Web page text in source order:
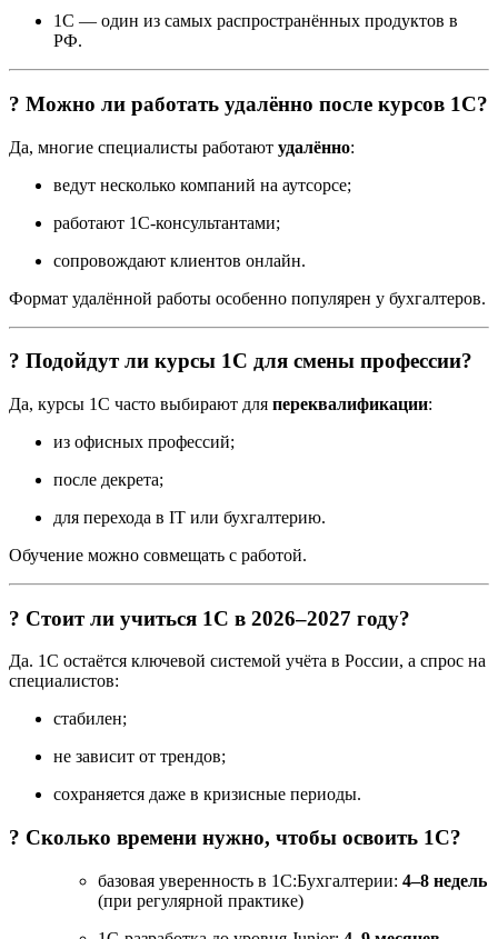
1С — один из самых распространённых продуктов в
РФ.
? Можно ли работать удалённо после курсов 1С?
Да, многие специалисты работают удалённо:
ведут несколько компаний на аутсорсе;
работают 1С-консультантами;
сопровождают клиентов онлайн.
Формат удалённой работы особенно популярен у бухгалтеров.
? Подойдут ли курсы 1С для смены профессии?
Да, курсы 1С часто выбирают для переквалификации:
из офисных профессий;
после декрета;
для перехода в IT или бухгалтерию.
Обучение можно совмещать с работой.
? Стоит ли учиться 1С в 2026–2027 году?
Да. 1С остаётся ключевой системой учёта в России, а спрос на
специалистов:
стабилен;
не зависит от трендов;
сохраняется даже в кризисные периоды.
? Сколько времени нужно, чтобы освоить 1С?
базовая уверенность в 1С:Бухгалтерии: 4–8 недель
(при регулярной практике)